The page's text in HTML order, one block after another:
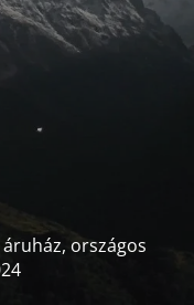
országos